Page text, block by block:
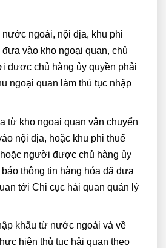
nước ngoài, nội địa, khu phi
vào kho ngoại quan, chủ
được chủ hàng ủy quyền phải
ngoại quan làm thủ tục nhập
từ kho ngoại quan vận chuyển
nội địa, hoặc khu phi thuế
người được chủ hàng ủy
thông tin hàng hóa đã đưa
tới Chi cục hải quan quản lý
khẩu từ nước ngoài và về
hiện thủ tục hải quan theo